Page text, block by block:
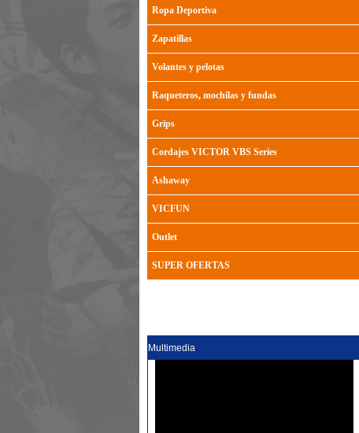
Ropa Deportiva
Zapatillas
Volantes y pelotas
Raqueteros, mochilas y fundas
Grips
Cordajes VICTOR VBS Series
Ashaway
VICFUN
Outlet
SUPER OFERTAS
Multimedia